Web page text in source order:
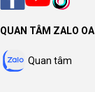
QUAN TÂM ZALO OA
Quan tâm